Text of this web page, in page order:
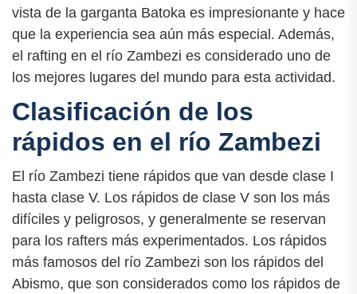
vista de la garganta Batoka es impresionante y hace
que la experiencia sea aún más especial. Además,
el rafting en el río Zambezi es considerado uno de
los mejores lugares del mundo para esta actividad.
Clasificación de los
rápidos en el río Zambezi
El río Zambezi tiene rápidos que van desde clase I
hasta clase V. Los rápidos de clase V son los más
difíciles y peligrosos, y generalmente se reservan
para los rafters más experimentados. Los rápidos
más famosos del río Zambezi son los rápidos del
Abismo, que son considerados como los rápidos de